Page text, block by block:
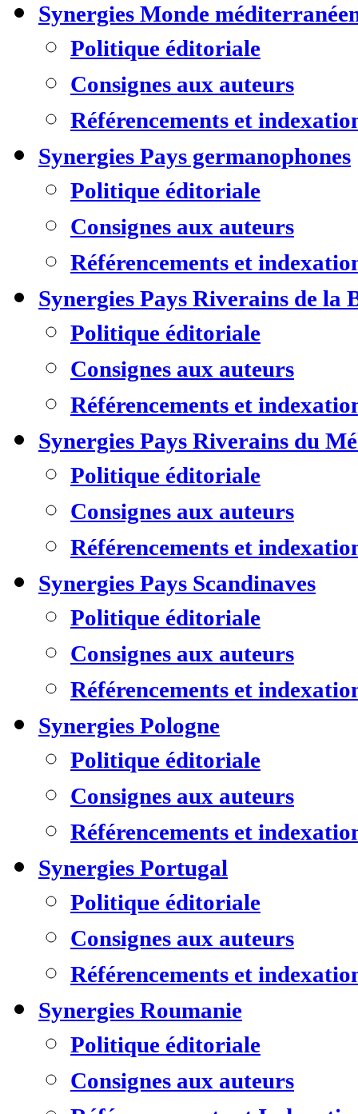
Synergies Monde
Politique éditoriale
Consignes aux auteurs
Référencements et
Synergies Pays germanophones
Politique éditoriale
Consignes aux auteurs
Référencements et
Synergies Pays Riverains de la
Politique éditoriale
Consignes aux auteurs
Référencements et
Synergies Pays Riverains du
Politique éditoriale
Consignes aux auteurs
Référencements et
Synergies Pays Scandinaves
Politique éditoriale
Consignes aux auteurs
Référencements et
Synergies Pologne
Politique éditoriale
Consignes aux auteurs
Référencements et
Synergies Portugal
Politique éditoriale
Consignes aux auteurs
Référencements et
Synergies Roumanie
Politique éditoriale
Consignes aux auteurs